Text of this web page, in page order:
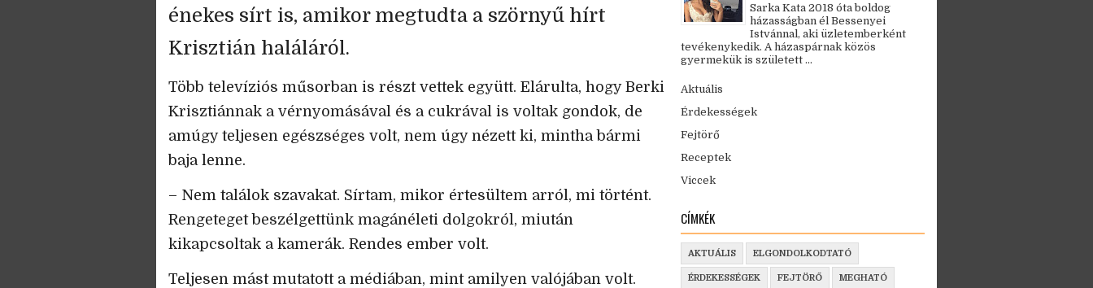
énekes sírt is, amikor megtudta a szörnyű hírt
Krisztián haláláról.
Több televíziós műsorban is részt vettek együtt. Elárulta, hogy Berki
Krisztiánnak a vérnyomásával és a cukrával is voltak gondok, de
amúgy teljesen egészséges volt, nem úgy nézett ki, mintha bármi
baja lenne.
– Nem találok szavakat. Sírtam, mikor értesültem arról, mi történt.
Rengeteget beszélgettünk magánéleti dolgokról, miután
kikapcsoltak a kamerák. Rendes ember volt.
Teljesen mást mutatott a médiában, mint amilyen valójában volt.
Sarka Kata 2018 óta boldog
házasságban él Bessenyei
Istvánnal, aki üzletemberként
tevékenykedik. A házaspárnak közös
gyermekük is született ...
Aktuális
Érdekességek
Fejtörő
Receptek
Viccek
CÍMKÉK
AKTUÁLIS ELGONDOLKODTATÓ
ÉRDEKESSÉGEK FEJTÖRŐ MEGHATÓ